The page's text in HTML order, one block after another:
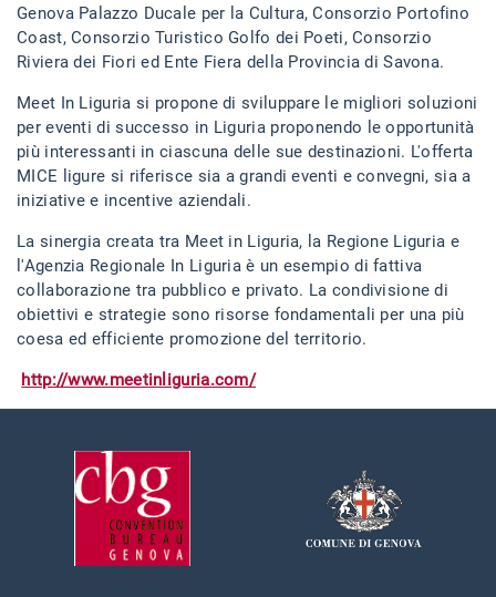
Genova Palazzo Ducale per la Cultura, Consorzio Portofino
Coast, Consorzio Turistico Golfo dei Poeti, Consorzio
Riviera dei Fiori ed Ente Fiera della Provincia di Savona.
Meet In Liguria si propone di sviluppare le migliori soluzioni
per eventi di successo in Liguria proponendo le opportunità
più interessanti in ciascuna delle sue destinazioni. L'offerta
MICE ligure si riferisce sia a grandi eventi e convegni, sia a
iniziative e incentive aziendali.
La sinergia creata tra Meet in Liguria, la Regione Liguria e
l'Agenzia Regionale In Liguria è un esempio di fattiva
collaborazione tra pubblico e privato. La condivisione di
obiettivi e strategie sono risorse fondamentali per una più
coesa ed efficiente promozione del territorio.
http://www.meetinliguria.com/